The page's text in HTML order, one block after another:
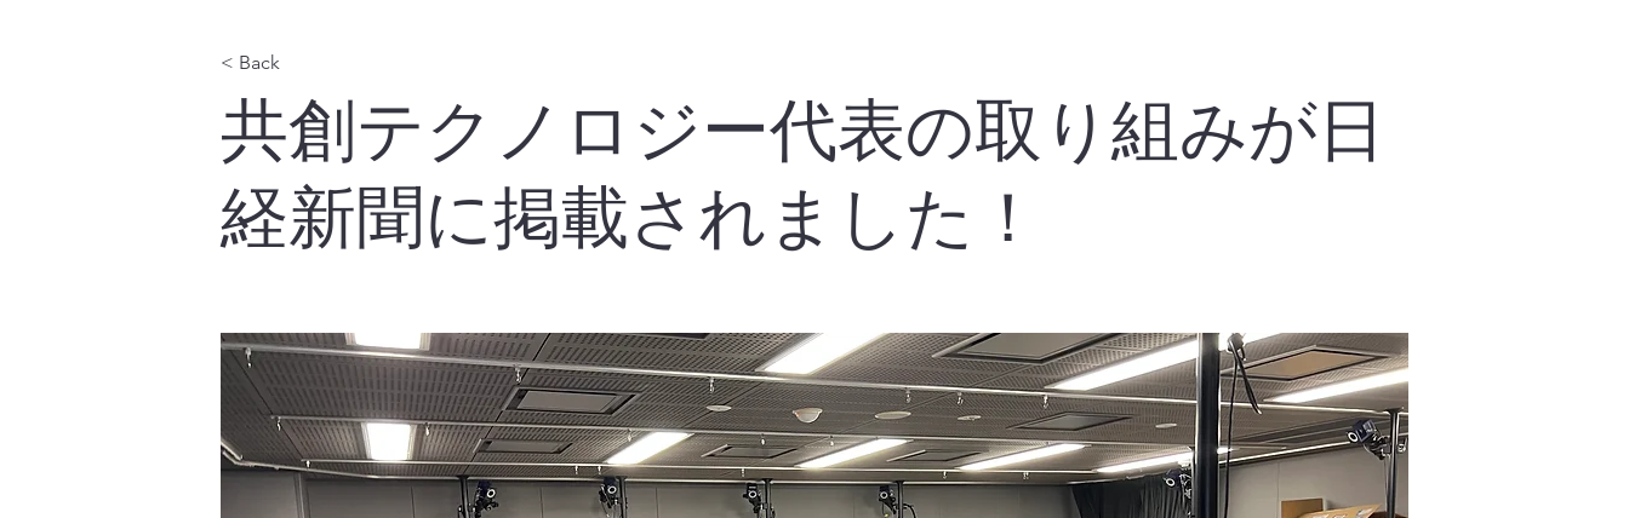
< Back
共創テクノロジー代表の取り組みが日
経新聞に掲載されました！